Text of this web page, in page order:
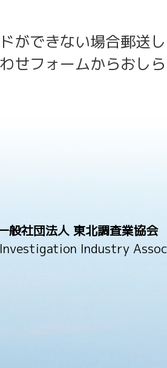
ができない場合郵送
せフォームからおし
般社団法人 東北調査業協会
Industry